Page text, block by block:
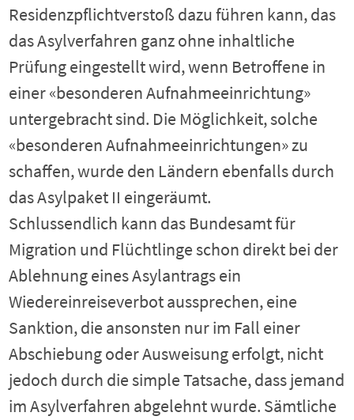
Residenzpflichtverstoß dazu führen kann, das
das Asylverfahren ganz ohne inhaltliche
Prüfung eingestellt wird, wenn Betroffene in
einer «besonderen Aufnahmeeinrichtung»
untergebracht sind. Die Möglichkeit, solche
«besonderen Aufnahmeeinrichtungen» zu
schaffen, wurde den Ländern ebenfalls durch
das Asylpaket II eingeräumt.
Schlussendlich kann das Bundesamt für
Migration und Flüchtlinge schon direkt bei der
Ablehnung eines Asylantrags ein
Wiedereinreiseverbot aussprechen, eine
Sanktion, die ansonsten nur im Fall einer
Abschiebung oder Ausweisung erfolgt, nicht
jedoch durch die simple Tatsache, dass jemand
im Asylverfahren abgelehnt wurde. Sämtliche